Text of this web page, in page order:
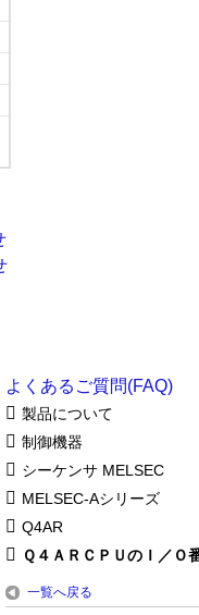
よくあるご質問(FAQ)
製品について
制御機器
シーケンサ MELSEC
MELSEC-Aシリーズ
Q4AR
Ｑ４ＡＲＣＰＵのＩ／Ｏ
一覧へ戻る